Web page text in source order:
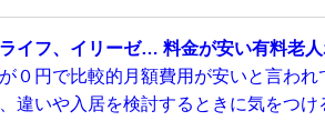
イフ、イリーゼ… 料金が安い有料老人
０円で比較的月額費用が安いと言わ
違いや入居を検討するときに気をつけ